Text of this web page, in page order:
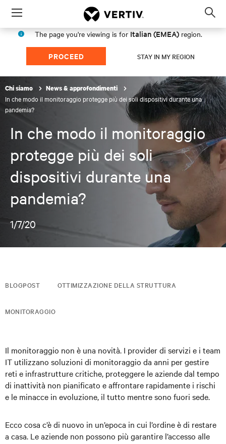
Menu
The page you're viewing is for Italian (EMEA) region.
PROCEED STAY IN MY REGION
Chi siamo News & approfondimenti
In che modo il monitoraggio protegge più dei soli dispositivi durante una
pandemia?
In che modo il monitoraggio
protegge più dei soli
dispositivi durante una
pandemia?
1/7/20
BLOGPOST OTTIMIZZAZIONE DELLA STRUTTURA
MONITORAGGIO
Il monitoraggio non è una novità. I provider di servizi e i team
IT utilizzano soluzioni di monitoraggio da anni per gestire
reti e infrastrutture critiche, proteggere le aziende dal tempo
di inattività non pianificato e affrontare rapidamente i rischi
e le minacce in evoluzione, il tutto mentre sono fuori sede.
Ecco cosa c’è di nuovo in un’epoca in cui l’ordine è di restare
a casa. Le aziende non possono più garantire l’accesso alle